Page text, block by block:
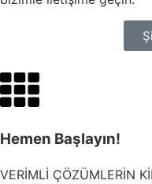
Hemen Başlayın!
VERİMLİ ÇÖZÜMLERİN